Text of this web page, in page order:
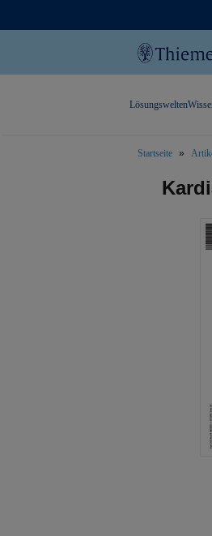
Lösungswelten
Startseite